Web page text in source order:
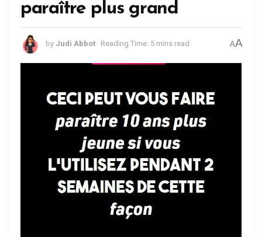
paraître plus grand
by Judi Abbot Reading Time: 5 mins read AA